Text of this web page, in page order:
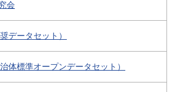
会
データセット）
体標準オープンデータセット）